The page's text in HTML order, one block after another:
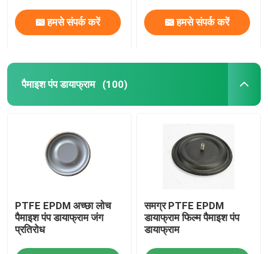
हमसे संपर्क करें हमसे संपर्क करें
पैमाइश पंप डायाफ्राम (100)
PTFE EPDM अच्छा लोच
पैमाइश पंप डायाफ्राम जंग
प्रतिरोध
समग्र PTFE EPDM
डायाफ्राम फिल्म पैमाइश पंप
डायाफ्राम